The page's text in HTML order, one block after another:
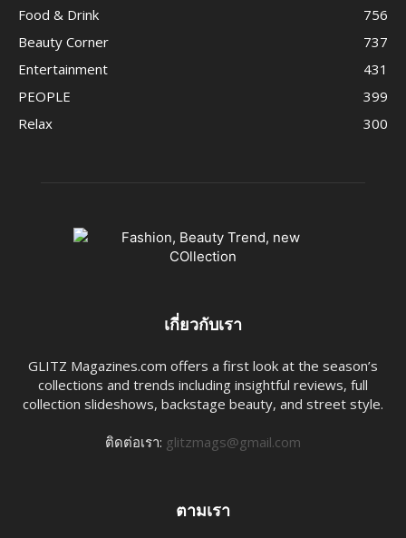
Food & Drink
756
Beauty Corner
737
Entertainment
431
PEOPLE
399
Relax
300
เกี่ยวกับเรา
GLITZ Magazines.com offers a first look at the season’s
collections and trends including insightful reviews, full
collection slideshows, backstage beauty, and street style.
ติดต่อเรา: glitzmags@gmail.com
ตามเรา